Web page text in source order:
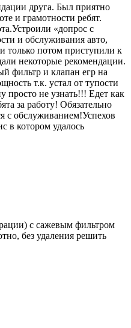
друга. Был приятно
и грамотности ребят.
«допрос с
и обслуживания авто,
только потом приступили к
некоторые рекомендации.
фильтр и клапан егр на
т.к. устал от тупости
не узнать!!! Едет как
за работу! Обязательно
с обслуживанием!Успехов
в котором удалось
с сажевым фильтром
без удаления решить